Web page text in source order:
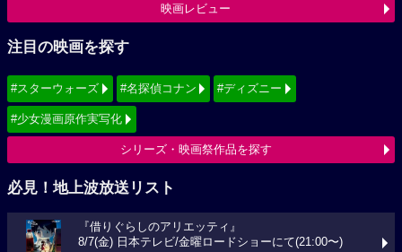
映画レビュー
注目の映画を探す
#スターウォーズ #名探偵コナン #ディズニー
#少女漫画原作実写化
シリーズ・映画祭作品を探す
必見！地上波放送リスト
『借りぐらしのアリエッティ』
8/7(金) 日本テレビ/金曜ロードショーにて(21:00〜)